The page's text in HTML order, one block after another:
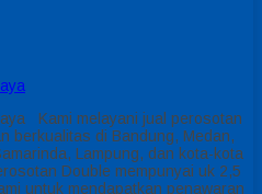
Kami melayani jual perosotan
berkualitas di Bandung, Medan,
Lampung, dan kota-kota
Double mempunyai uk 2,5
untuk mendapatkan penawaran